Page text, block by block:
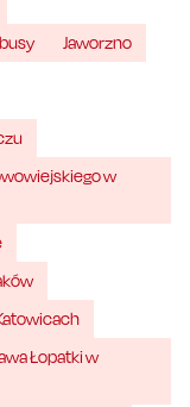
Jaworzno
w
Łopatki w